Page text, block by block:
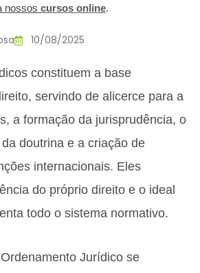
nossos cursos online.
10/08/2025
constituem a base
servindo de alicerce para a
a formação da jurisprudência, o
doutrina e a criação de
internacionais. Eles
do próprio direito e o ideal
todo o sistema normativo.
Jurídico se